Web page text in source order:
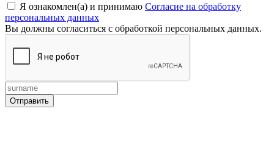
Я ознакомлен(а) и принимаю Согласие на обработку
персональных данных
Вы должны согласиться с обработкой персональных данных.